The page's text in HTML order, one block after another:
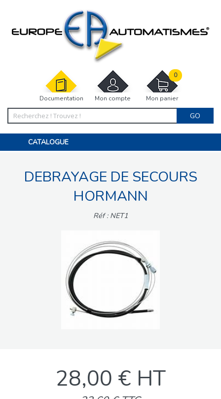
Documentation Mon compte Mon panier
0
GO
CATALOGUE
MOTORISATIONS
ACCESSOIRES ET ELECTRONIQUES
INTERPHONES VISIOPHONES
DEBRAYAGE DE SECOURS
HORMANN
Réf : NET1
28,00 € HT